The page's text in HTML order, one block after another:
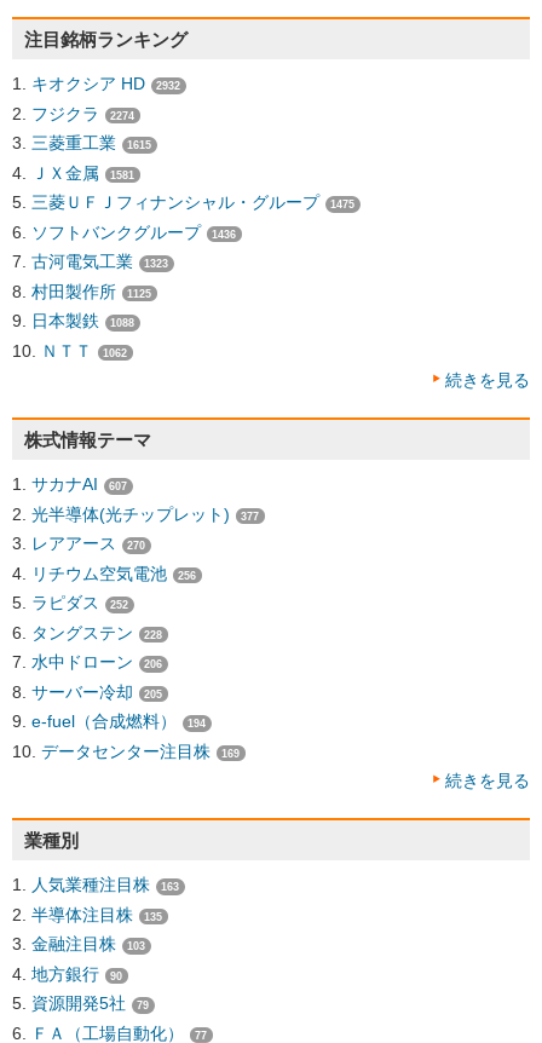
注目銘柄ランキング
キオクシア HD 2932
フジクラ 2274
三菱重工業 1615
ＪＸ金属 1581
三菱ＵＦＪフィナンシャル・グループ 1475
ソフトバンクグループ 1436
古河電気工業 1323
村田製作所 1125
日本製鉄 1088
ＮＴＴ 1062
続きを見る
株式情報テーマ
サカナAI 607
光半導体(光チップレット) 377
レアアース 270
リチウム空気電池 256
ラピダス 252
タングステン 228
水中ドローン 206
サーバー冷却 205
e-fuel（合成燃料） 194
データセンター注目株 169
続きを見る
業種別
人気業種注目株 163
半導体注目株 135
金融注目株 103
地方銀行 90
資源開発5社 79
ＦＡ（工場自動化） 77